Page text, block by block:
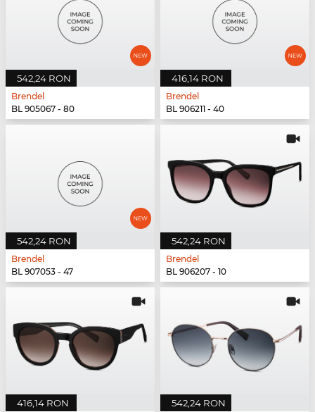
542,24 RON
Brendel
BL 905067 - 80
416,14 RON
Brendel
BL 906211 - 40
542,24 RON
Brendel
BL 907053 - 47
542,24 RON
Brendel
BL 906207 - 10
416,14 RON 542,24 RON